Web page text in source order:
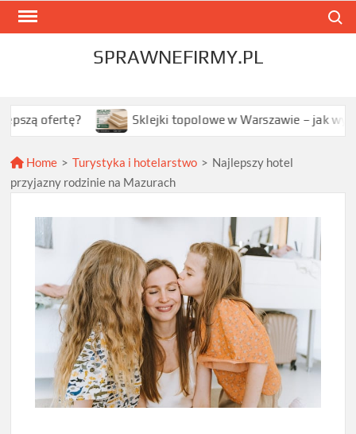
Skip
SPRAWNEFIRMY.PL
Sklejki topolowe w Warszawie – jak wybrać
Home > Turystyka i hotelarstwo > Najlepszy hotel
przyjazny rodzinie na Mazurach